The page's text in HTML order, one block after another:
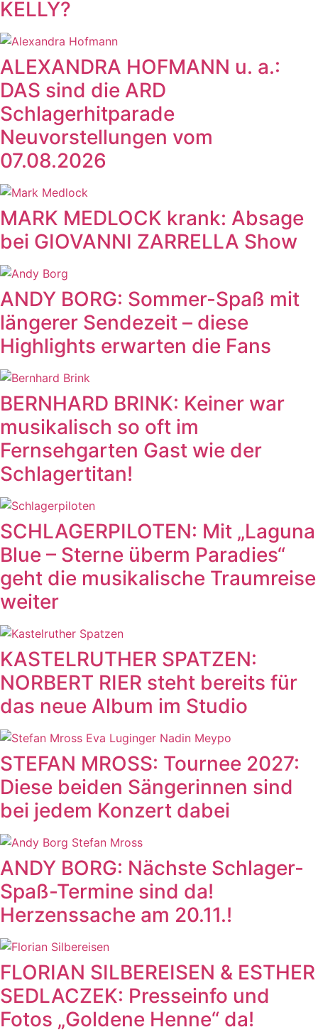
KELLY?
ALEXANDRA HOFMANN u. a.:
DAS sind die ARD
Schlagerhitparade
Neuvorstellungen vom
07.08.2026
MARK MEDLOCK krank: Absage
bei GIOVANNI ZARRELLA Show
ANDY BORG: Sommer-Spaß mit
längerer Sendezeit – diese
Highlights erwarten die Fans
BERNHARD BRINK: Keiner war
musikalisch so oft im
Fernsehgarten Gast wie der
Schlagertitan!
SCHLAGERPILOTEN: Mit „Laguna
Blue – Sterne überm Paradies“
geht die musikalische Traumreise
weiter
KASTELRUTHER SPATZEN:
NORBERT RIER steht bereits für
das neue Album im Studio
STEFAN MROSS: Tournee 2027:
Diese beiden Sängerinnen sind
bei jedem Konzert dabei
ANDY BORG: Nächste Schlager-
Spaß-Termine sind da!
Herzenssache am 20.11.!
FLORIAN SILBEREISEN & ESTHER
SEDLACZEK: Presseinfo und
Fotos „Goldene Henne“ da!